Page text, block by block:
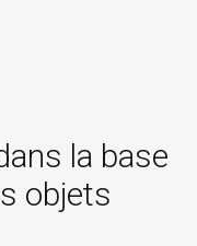
la base
objets